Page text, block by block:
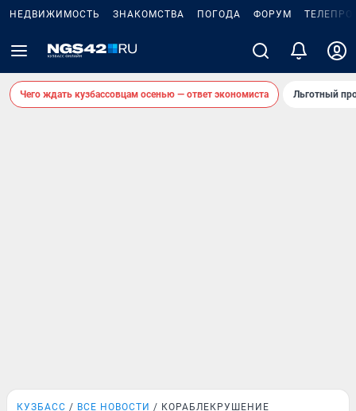
НЕДВИЖИМОСТЬ ЗНАКОМСТВА ПОГОДА ФОРУМ
Чего ждать кузбассовцам осенью — ответ экономиста Льготный
КУЗБАСС ВСЕ НОВОСТИ КОРАБЛЕКРУШЕНИЕ